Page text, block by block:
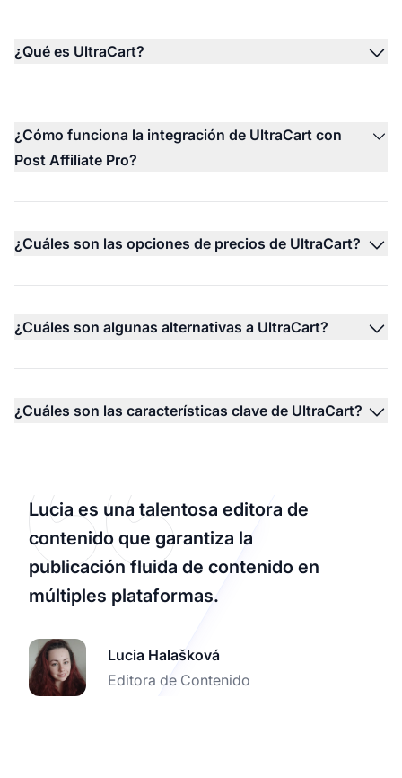
¿Qué es UltraCart?
¿Cómo funciona la integración de UltraCart con
Post Affiliate Pro?
¿Cuáles son las opciones de precios de UltraCart?
¿Cuáles son algunas alternativas a UltraCart?
¿Cuáles son las características clave de UltraCart?
Lucia es una talentosa editora de
contenido que garantiza la
publicación fluida de contenido en
múltiples plataformas.
Lucia Halašková
Editora de Contenido